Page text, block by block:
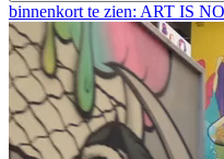
binnenkort te zien: ART IS